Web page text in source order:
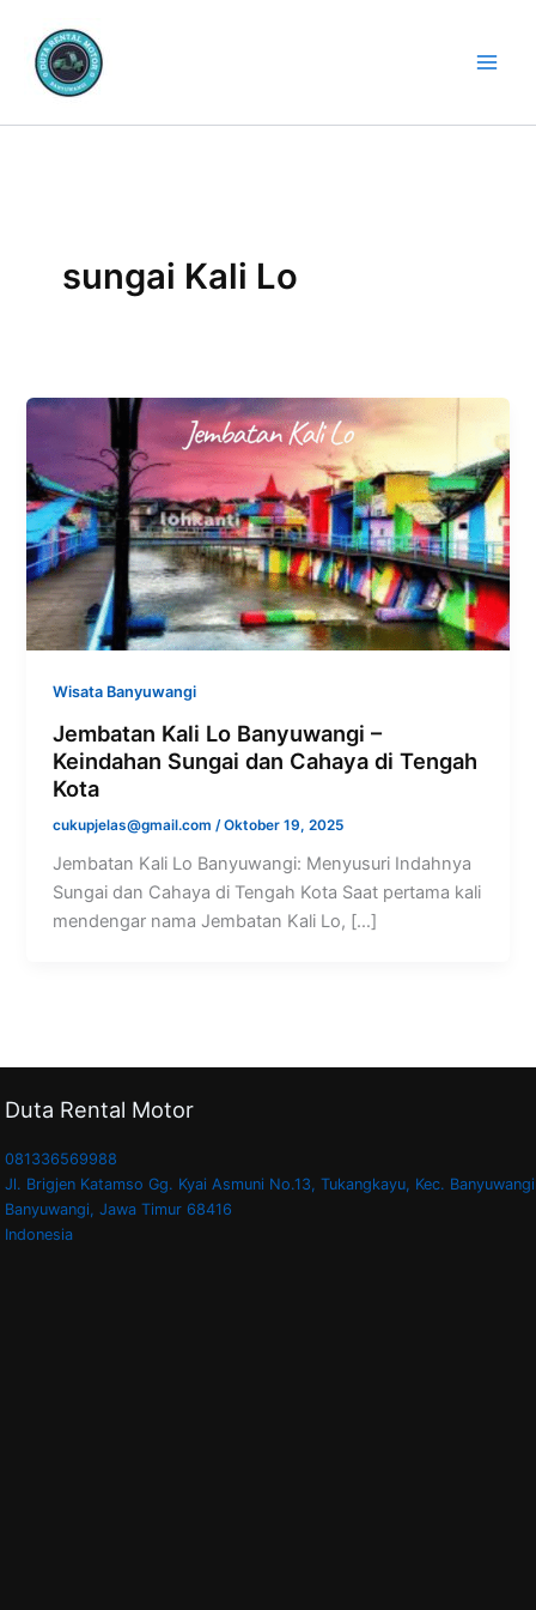
konten
sungai Kali Lo
Wisata Banyuwangi
Jembatan Kali Lo Banyuwangi –
Keindahan Sungai dan Cahaya di Tengah
Kota
cukupjelas@gmail.com /Oktober 19, 2025
Jembatan Kali Lo Banyuwangi: Menyusuri Indahnya
Sungai dan Cahaya di Tengah Kota Saat pertama kali
mendengar nama Jembatan Kali Lo, […]
Duta Rental Motor
081336569988
Jl. Brigjen Katamso Gg. Kyai Asmuni No.13, Tukangkayu, Kec. Banyuwangi
Banyuwangi, Jawa Timur 68416
Indonesia